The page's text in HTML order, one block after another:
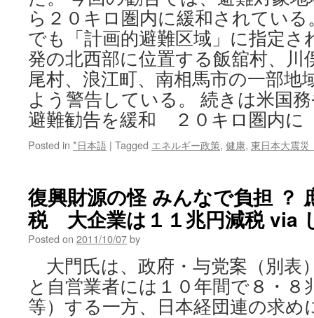
ら２０キロ圏内に緩和されてい
でも「計画的避難区域」に指定さ
発の北西部に位置する飯舘村、川
尾村、浪江町、南相馬市の一部地
よう警告している。 続きは米国
避難勧告を緩和 ２０キロ圏内に
Posted in *日本語 | Tagged エネルギー政策, 健康, 東日本大震災
復興財源の怪 みんなで負担 ？
税 大企業は１１兆円減税 via
Posted on 2011/10/07by
大門氏は、政府・与党案（別表
と自営業者には１０年間で８・８
等）する一方、日本経団連の求め